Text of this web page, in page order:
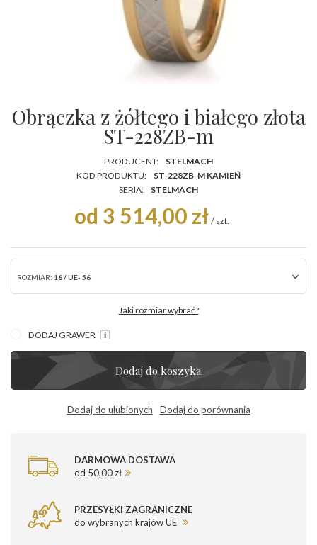
Obrączka z żółtego i białego złota
ST-228ZB-m
PRODUCENT:
STELMACH
KOD PRODUKTU:
ST-228ZB-M KAMIEŃ
SERIA:
STELMACH
od 3 514,00 zł / szt.
ROZMIAR: 16 / UE- 56
Jaki rozmiar wybrać?
DODAJ GRAWER
Dodaj do koszyka
Dodaj do ulubionych Dodaj do porównania
DARMOWA DOSTAWA
od 50,00 zł
PRZESYŁKI ZAGRANICZNE
do wybranych krajów UE